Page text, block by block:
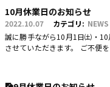
りがとうございます(.....
10月休業日のお知らせ
2022.10.07 カテゴリ: NEWS
誠に勝手ながら10月1日㈯・
させていただきます。 ご不便